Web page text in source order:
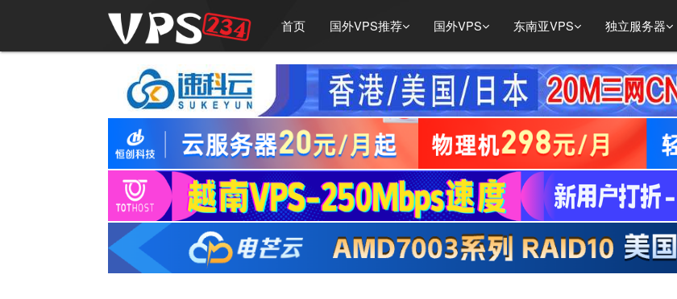
首页 国外VPS推荐 国外VPS 东南亚VPS 独立服务器